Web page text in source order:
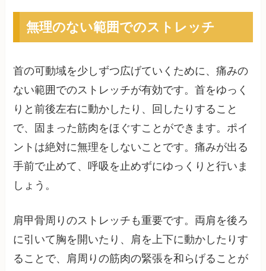
無理のない範囲でのストレッチ
首の可動域を少しずつ広げていくために、痛みの
ない範囲でのストレッチが有効です。首をゆっく
りと前後左右に動かしたり、回したりすること
で、固まった筋肉をほぐすことができます。ポイ
ントは絶対に無理をしないことです。痛みが出る
手前で止めて、呼吸を止めずにゆっくりと行いま
しょう。
肩甲骨周りのストレッチも重要です。両肩を後ろ
に引いて胸を開いたり、肩を上下に動かしたりす
ることで、肩周りの筋肉の緊張を和らげることが